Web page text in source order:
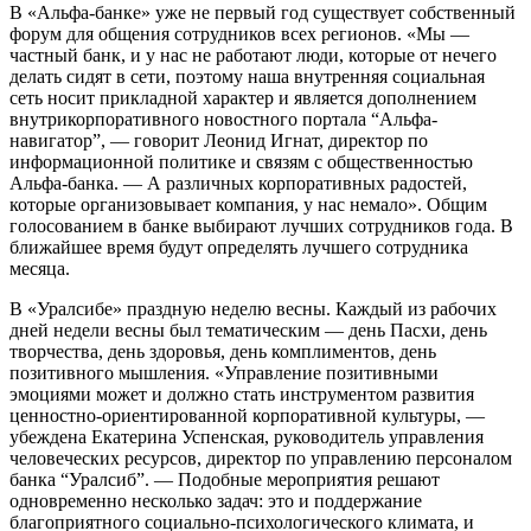
В «Альфа-банке» уже не первый год существует собственный
форум для общения сотрудников всех регионов. «Мы —
частный банк, и у нас не работают люди, которые от нечего
делать сидят в сети, поэтому наша внутренняя социальная
сеть носит прикладной характер и является дополнением
внутрикорпоративного новостного портала “Альфа-
навигатор”, — говорит Леонид Игнат, директор по
информационной политике и связям с общественностью
Альфа-банка. — А различных корпоративных радостей,
которые организовывает компания, у нас немало». Общим
голосованием в банке выбирают лучших сотрудников года. В
ближайшее время будут определять лучшего сотрудника
месяца.
В «Уралсибе» праздную неделю весны. Каждый из рабочих
дней недели весны был тематическим — день Пасхи, день
творчества, день здоровья, день комплиментов, день
позитивного мышления. «Управление позитивными
эмоциями может и должно стать инструментом развития
ценностно-ориентированной корпоративной культуры, —
убеждена Екатерина Успенская, руководитель управления
человеческих ресурсов, директор по управлению персоналом
банка “Уралсиб”. — Подобные мероприятия решают
одновременно несколько задач: это и поддержание
благоприятного социально-психологического климата, и